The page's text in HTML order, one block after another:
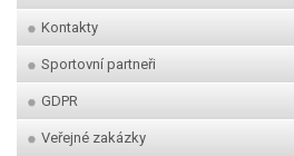
Kontakty
Sportovní partneři
GDPR
Veřejné zakázky